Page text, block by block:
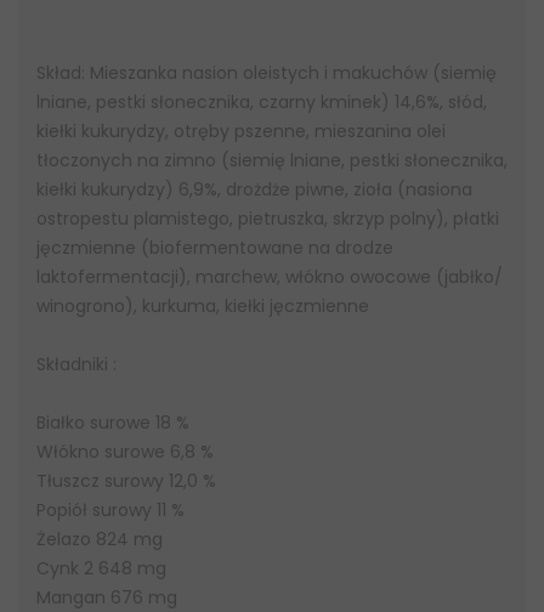
Skład: Mieszanka nasion oleistych i makuchów (siemię
lniane, pestki słonecznika, czarny kminek) 14,6%, słód,
kiełki kukurydzy, otręby pszenne, mieszanina olei
tłoczonych na zimno (siemię lniane, pestki słonecznika,
kiełki kukurydzy) 6,9%, drożdże piwne, zioła (nasiona
ostropestu plamistego, pietruszka, skrzyp polny), płatki
jęczmienne (biofermentowane na drodze
laktofermentacji), marchew, włókno owocowe (jabłko/
winogrono), kurkuma, kiełki jęczmienne
Składniki :
Białko surowe 18 %
Włókno surowe 6,8 %
Tłuszcz surowy 12,0 %
Popiół surowy 11 %
Żelazo 824 mg
Cynk 2 648 mg
Mangan 676 mg